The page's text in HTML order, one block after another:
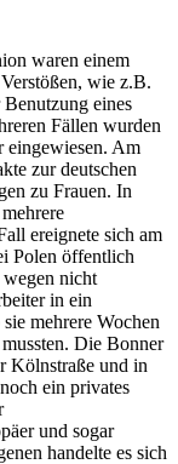
waren einem
wie z.B.
eines
Fällen wurden
eingewiesen. Am
zur deutschen
zu Frauen. In
ereignete sich am
Polen öffentlich
nicht
in ein
mehrere Wochen
Die Bonner
Kölnstraße und in
ein privates
und sogar
handelte es sich